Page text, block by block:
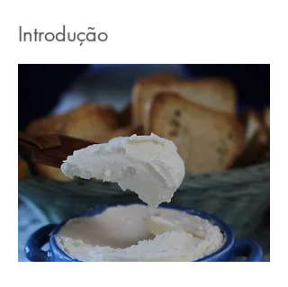
Introdução